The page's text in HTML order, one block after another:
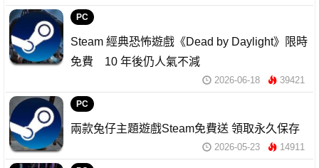
PC
Steam 經典恐怖遊戲《Dead by Daylight》限時
免費 10 年後仍人氣不減
2026-06-18 39421
PC
兩款兔仔主題遊戲Steam免費送 領取永久保存
2026-05-23 14911